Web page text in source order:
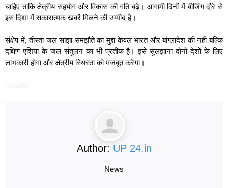
चाहिए ताकि क्षेत्रीय सहयोग और विकास की गति बढ़े। आगामी दिनों में बीजिंग दौरे से
इस दिशा में सकारात्मक खबरें मिलने की उम्मीद है।
संक्षेप में, तीस्ता जल साझा समझौते का मुद्दा केवल भारत और बांग्लादेश की नहीं बल्कि
दक्षिण एशिया के जल संतुलन का भी प्रतीक है। इसे सुलझाना दोनों देशों के लिए
लाभकारी होगा और क्षेत्रीय स्थिरता को मजबूत करेगा।
Author: UP 24.in
News